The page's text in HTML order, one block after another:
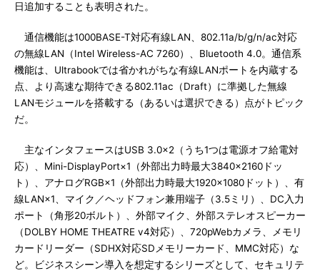
日追加することも表明された。
通信機能は1000BASE-T対応有線LAN、802.11a/b/g/n/ac対応
の無線LAN（Intel Wireless-AC 7260）、Bluetooth 4.0。通信系
機能は、Ultrabookでは省かれがちな有線LANポートを内蔵する
点、より高速な期待できる802.11ac（Draft）に準拠した無線
LANモジュールを搭載する（あるいは選択できる）点がトピック
だ。
主なインタフェースはUSB 3.0×2（うち1つは電源オフ給電対
応）、Mini-DisplayPort×1（外部出力時最大3840×2160ドッ
ト）、アナログRGB×1（外部出力時最大1920×1080ドット）、有
線LAN×1、マイク／ヘッドフォン兼用端子（3.5ミリ）、DC入力
ポート（角形20ボルト）、外部マイク、外部ステレオスピーカー
（DOLBY HOME THEATRE v4対応）、720pWebカメラ、メモリ
カードリーダー（SDHX対応SDメモリーカード、MMC対応）な
ど。ビジネスシーン導入を想定するシリーズとして、セキュリテ